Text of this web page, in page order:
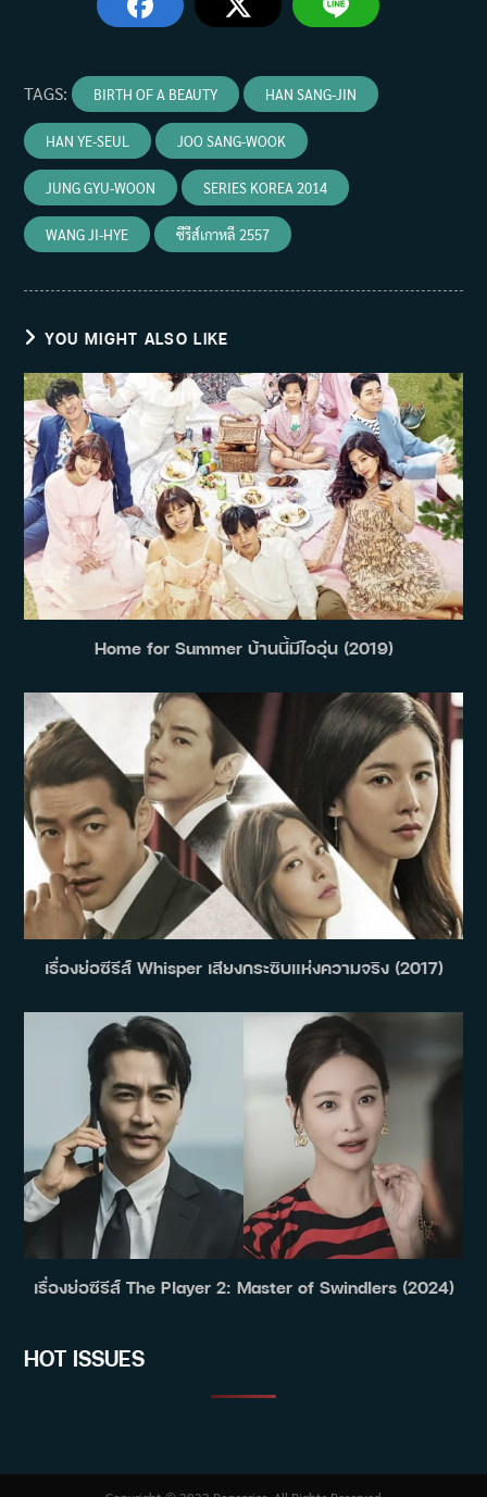
TAGS: BIRTH OF A BEAUTY HAN SANG-JIN
HAN YE-SEUL JOO SANG-WOOK
JUNG GYU-WOON SERIES KOREA 2014
WANG JI-HYE ซีรีส์เกาหลี 2557
YOU MIGHT ALSO LIKE
Home for Summer บ้านนี้มีไออุ่น (2019)
เรื่องย่อซีรีส์ Whisper เสียงกระซิบแห่งความจริง (2017)
เรื่องย่อซีรีส์ The Player 2: Master of Swindlers (2024)
HOT ISSUES